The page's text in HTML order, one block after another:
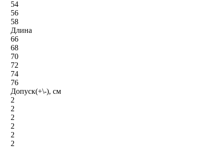
54
56
58
Длина
66
68
70
72
74
76
Допуск(+\-), см
2
2
2
2
2
2